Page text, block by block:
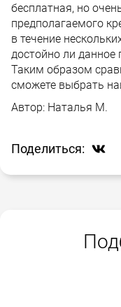
бесплатная, но
предполагаемого
в течение
достойно ли
Таким образом
сможете выбрать
Автор: Наталья М.
Поделиться: